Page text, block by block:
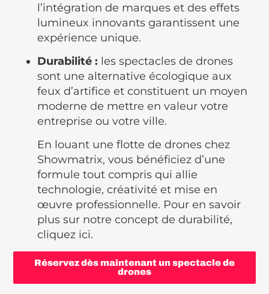
l’intégration de marques et des effets
lumineux innovants garantissent une
expérience unique.
Durabilité : les spectacles de drones
sont une alternative écologique aux
feux d’artifice et constituent un moyen
moderne de mettre en valeur votre
entreprise ou votre ville.
En louant une flotte de drones chez
Showmatrix, vous bénéficiez d’une
formule tout compris qui allie
technologie, créativité et mise en
œuvre professionnelle. Pour en savoir
plus sur notre concept de durabilité,
cliquez ici.
Réservez dès maintenant un spectacle de
drones